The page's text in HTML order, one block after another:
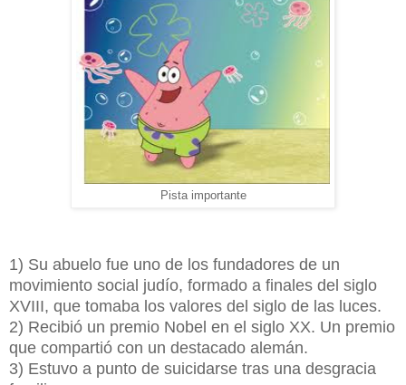
Pista importante
1) Su abuelo fue uno de los fundadores de un
movimiento social judío, formado a finales del siglo
XVIII, que tomaba los valores del siglo de las luces.
2) Recibió un premio Nobel en el siglo XX. Un premio
que compartió con un destacado alemán.
3) Estuvo a punto de suicidarse tras una desgracia